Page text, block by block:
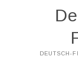
DEUTSCH-